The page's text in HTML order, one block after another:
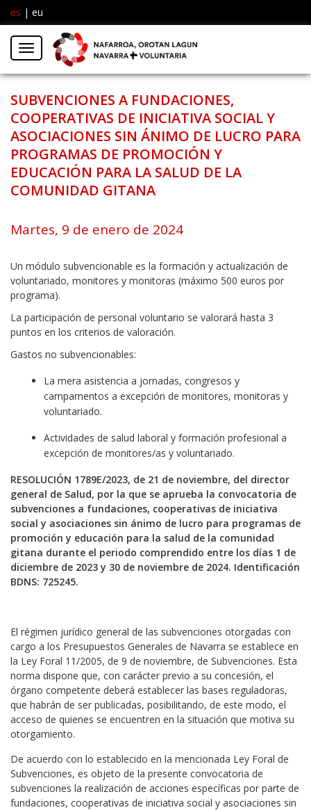
es | eu
Menú
SUBVENCIONES A FUNDACIONES,
COOPERATIVAS DE INICIATIVA SOCIAL Y
ASOCIACIONES SIN ÁNIMO DE LUCRO PARA
PROGRAMAS DE PROMOCIÓN Y
EDUCACIÓN PARA LA SALUD DE LA
COMUNIDAD GITANA
Martes, 9 de enero de 2024
Un módulo subvencionable es la formación y actualización de
voluntariado, monitores y monitoras (máximo 500 euros por
programa).
La participación de personal voluntario se valorará hasta 3
puntos en los criterios de valoración.
Gastos no subvencionables:
La mera asistencia a jornadas, congresos y
campamentos a excepción de monitores, monitoras y
voluntariado.
Actividades de salud laboral y formación profesional a
excepción de monitores/as y voluntariado.
RESOLUCIÓN 1789E/2023, de 21 de noviembre, del director
general de Salud, por la que se aprueba la convocatoria de
subvenciones a fundaciones, cooperativas de iniciativa
social y asociaciones sin ánimo de lucro para programas de
promoción y educación para la salud de la comunidad
gitana durante el periodo comprendido entre los días 1 de
diciembre de 2023 y 30 de noviembre de 2024. Identificación
BDNS: 725245.
El régimen jurídico general de las subvenciones otorgadas con
cargo a los Presupuestos Generales de Navarra se establece en
la Ley Foral 11/2005, de 9 de noviembre, de Subvenciones. Esta
norma dispone que, con carácter previo a su concesión, el
órgano competente deberá establecer las bases reguladoras,
que habrán de ser publicadas, posibilitando, de este modo, el
acceso de quienes se encuentren en la situación que motiva su
otorgamiento.
De acuerdo con lo establecido en la mencionada Ley Foral de
Subvenciones, es objeto de la presente convocatoria de
subvenciones la realización de acciones específicas por parte de
fundaciones, cooperativas de iniciativa social y asociaciones sin